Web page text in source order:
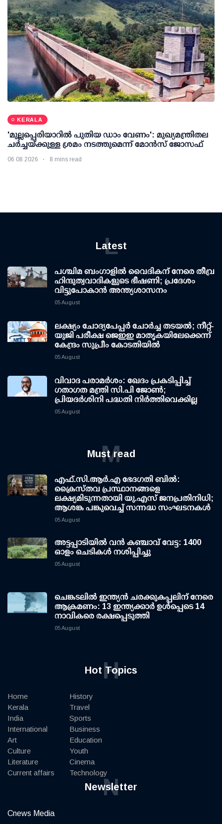
KERALA
'മുല്ലപ്പെരിയാറില്‍ പുതിയ ഡാം വേണം': മുഖ്യമന്ത്രിതല
ചര്‍ച്ചയ്ക്കുള്ള ശ്രമം നടത്തുമെന്ന് മോന്‍സ് ജോസഫ്
06 08 2026 8 mins read
Latest
L
പശ്ചിമ ബംഗാളിൽ വൈദികന് നേരെ തീവ്ര
ഹിന്ദുത്വവാദികളുടെ ഭീഷണി; പ്രദേശം
വിട്ടുപോകാൻ അന്ത്യശാസനം
05 August
ലക്ഷ്യം ചോദ്യപേപ്പര്‍ ചോര്‍ച്ച തടയല്‍; നീറ്റ്-
യുജി പരീക്ഷ ജെഇഇ മാതൃകയിലേക്കെന്ന്
കേന്ദ്രം സുപ്രീം കോടതിയില്‍
05 August
വിവാദ പരാമര്‍ശം: ഖേദം പ്രകടിപ്പിച്ച്
ഗതാഗത മന്ത്രി സി.പി ജോണ്‍;
പ്രിയദര്‍ശിനി പദ്ധതി നിര്‍ത്തിവെക്കില്ല
05 August
Must read
M
എഫ്.സി.ആര്‍.എ ഭേദഗതി ബില്‍:
ക്രൈസ്തവ പ്രസ്ഥാനങ്ങളെ
ലക്ഷ്യമിടുന്നതായി യു.എസ് ജനപ്രതിനിധി;
ആശങ്ക പങ്കുവെച്ച് സന്നദ്ധ സംഘടനകള്‍
05 August
അട്ടപ്പാടിയില്‍ വന്‍ കഞ്ചാവ് വേട്ട: 1400
ഓളം ചെടികള്‍ നശിപ്പിച്ചു
05 August
ചെങ്കടലില്‍ ഇന്ത്യന്‍ ചരക്കുകപ്പലിന് നേരെ
ആക്രമണം: 13 ഇന്ത്യക്കാര്‍ ഉള്‍പ്പെടെ 14
നാവികരെ രക്ഷപ്പെടുത്തി
05 August
Hot Topics
H
Home
Kerala
India
International
Art
Culture
Literature
Current affairs
History
Travel
Sports
Business
Education
Youth
Cinema
Technology
Newsletter
N
Cnews Media